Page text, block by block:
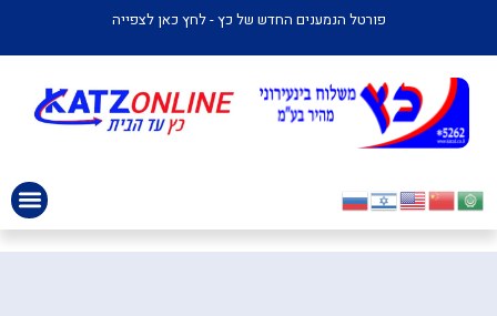
-
משלוחים
בינעירוני
בע"מ
פורטל הנמענים החדש של כץ - לחץ כאן לצפייה